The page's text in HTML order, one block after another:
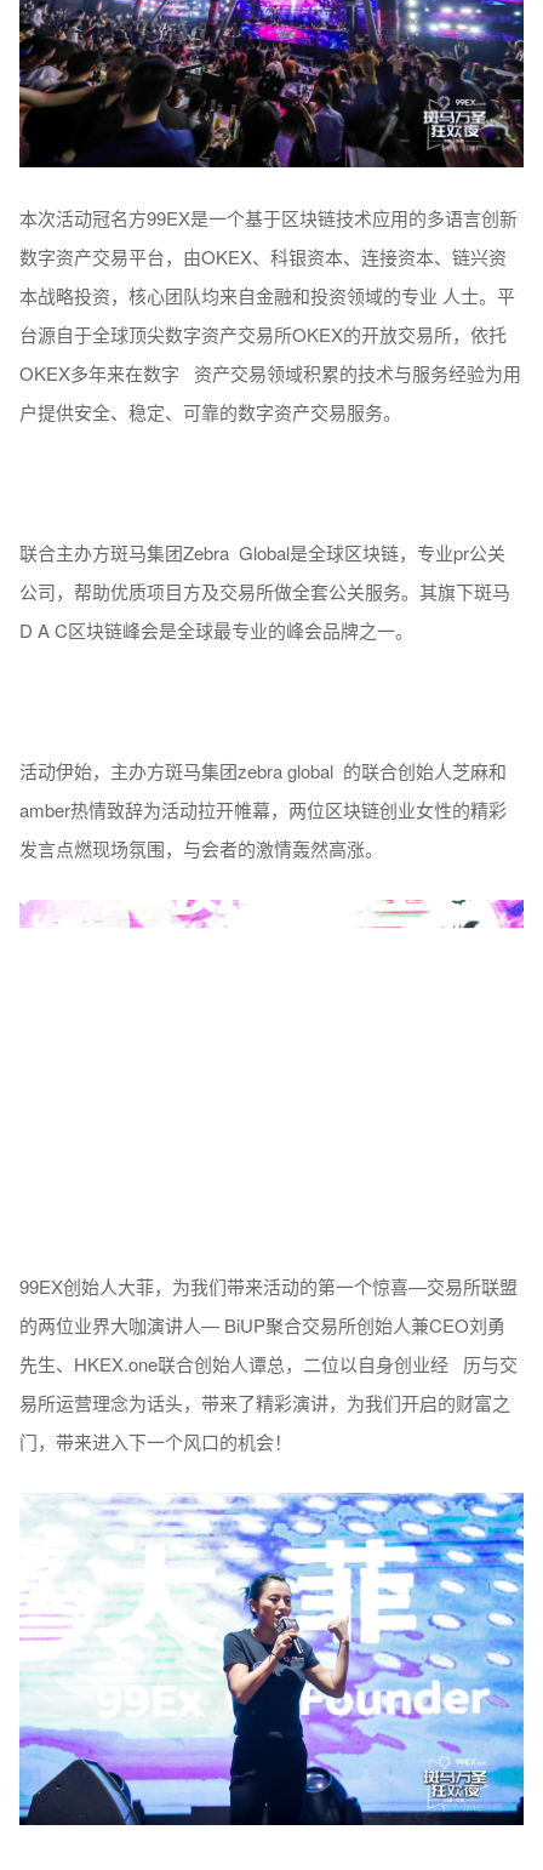
本次活动冠名方99EX是一个基于区块链技术应用的多语言创新
数字资产交易平台，由OKEX、科银资本、连接资本、链兴资
本战略投资，核心团队均来自金融和投资领域的专业 人士。平
台源自于全球顶尖数字资产交易所OKEX的开放交易所，依托
OKEX多年来在数字 资产交易领域积累的技术与服务经验为用
户提供安全、稳定、可靠的数字资产交易服务。
联合主办方斑马集团Zebra Global是全球区块链，专业pr公关
公司，帮助优质项目方及交易所做全套公关服务。其旗下斑马
D A C区块链峰会是全球最专业的峰会品牌之一。
活动伊始，主办方斑马集团zebra global 的联合创始人芝麻和
amber热情致辞为活动拉开帷幕，两位区块链创业女性的精彩
发言点燃现场氛围，与会者的激情轰然高涨。
99EX创始人大菲，为我们带来活动的第一个惊喜—交易所联盟
的两位业界大咖演讲人— BiUP聚合交易所创始人兼CEO刘勇
先生、HKEX.one联合创始人谭总，二位以自身创业经 历与交
易所运营理念为话头，带来了精彩演讲，为我们开启的财富之
门，带来进入下一个风口的机会！